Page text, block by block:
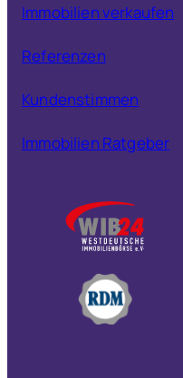
Immobilien verkaufen
Referenzen
Kundenstimmen
Immobilien Ratgeber